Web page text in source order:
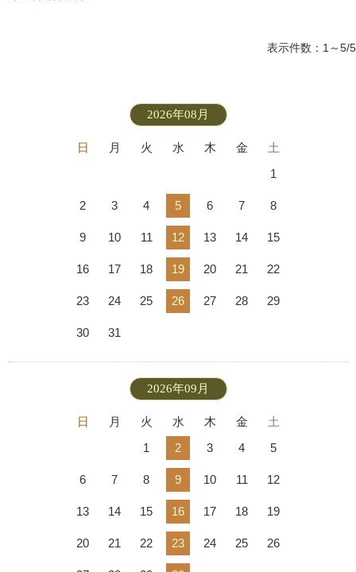
表示件数：1～5/5
2026年08月
日 月 火 水 木 金
土
1
2 3 4 5 6 7 8
9 10 11 12 13 14 15
16 17 18 19 20 21 22
23 24 25 26 27 28 29
30 31
2026年09月
日 月 火 水 木 金
土
1
2 3 4 5
6 7 8 9 10 11 12
13 14 15 16 17 18 19
20 21 22 23 24 25 26